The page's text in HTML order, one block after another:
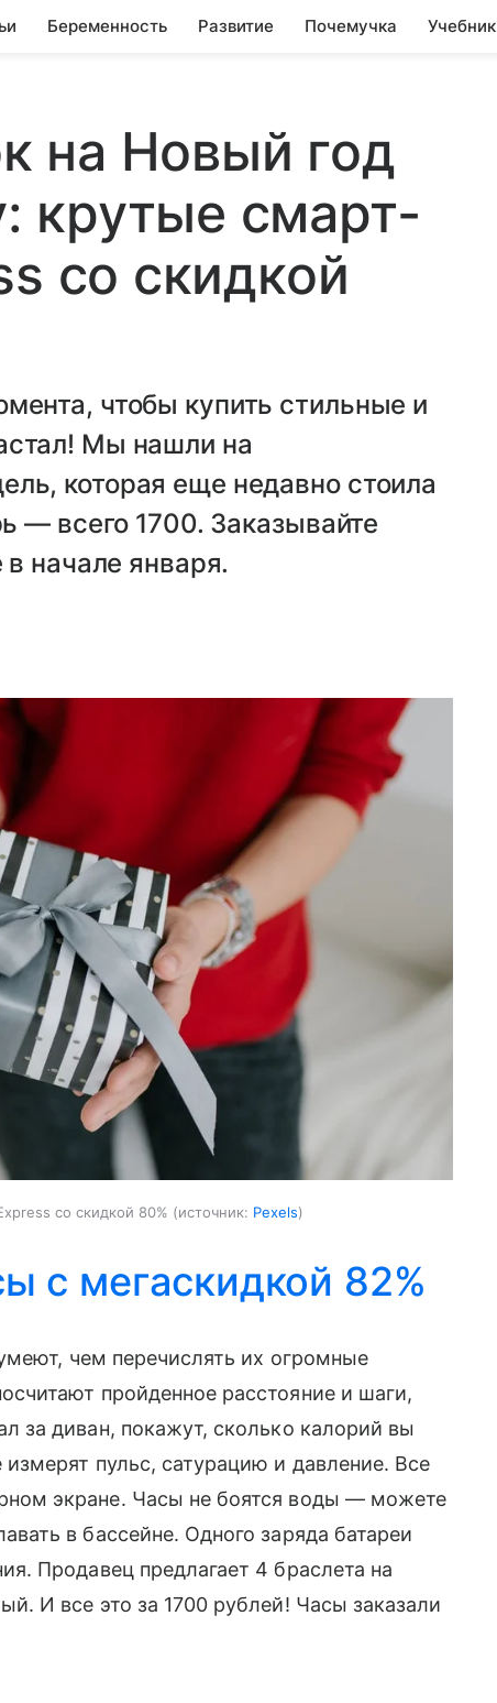
Беременность Развитие Почемучка Учебник
на Новый год
крутые смарт-
со скидкой
чтобы купить стильные и
Мы нашли на
которая еще недавно стоила
— всего 1700. Заказывайте
начале января.
со скидкой 80% источник: Pexels
с мегаскидкой 82%
чем перечислять их огромные
пройденное расстояние и шаги,
за диван, покажут, сколько калорий вы
пульс, сатурацию и давление. Все
экране. Часы не боятся воды — можете
в бассейне. Одного заряда батареи
Продавец предлагает 4 браслета на
И все это за 1700 рублей! Часы заказали